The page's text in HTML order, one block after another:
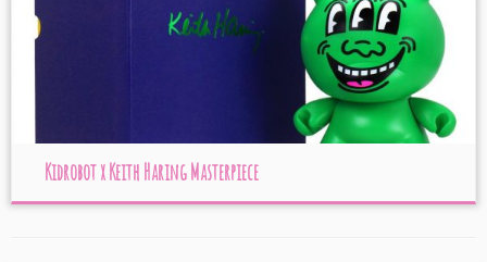
Kidrobot x Keith Haring Masterpiece